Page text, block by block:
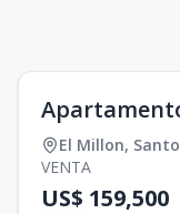
El Millon,
VENTA
US$ 159,500